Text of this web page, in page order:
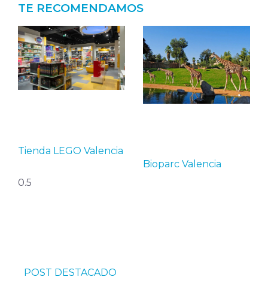
TE RECOMENDAMOS
Tienda LEGO Valencia
Bioparc Valencia
POST DESTACADO